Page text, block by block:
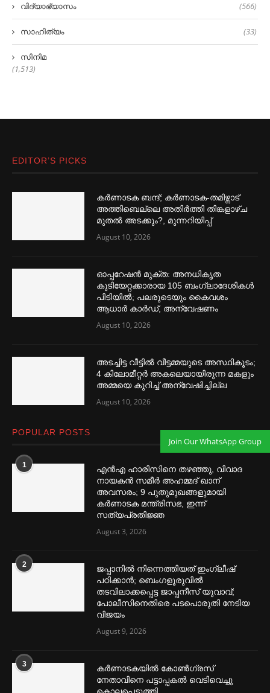
വിദ്യാഭ്യാസം (566)
സാഹിത്യം (33)
സിനിമ
(1,513)
EDITOR’S PICKS
കര്‍ണാടക ബന്ദ്; കര്‍ണാടക-തമിഴ്നാട്
അത്തിബെല്ലെ അതിര്‍ത്തി തിങ്കളാഴ്ച
മുതല്‍ അടക്കും?, മുന്നറിയിപ്പ്
August 10, 2026
ഓപ്പറേഷൻ മുക്ത: അനധികൃത
കുടിയേറ്റക്കാരായ 105 ബംഗ്ലാദേശികള്‍
പിടിയില്‍; പലരുടെയും കൈവശം
ആധാര്‍ കാര്‍ഡ്, അന്വേഷണം
August 10, 2026
അടച്ചിട്ട വീട്ടില്‍ വീട്ടമ്മയുടെ അസ്ഥികൂടം;
4 കിലോമീറ്റര്‍ അകലെയായിരുന്ന മകളും
അമ്മയെ കുറിച്ച്‌ അന്വേഷിച്ചില്ല
August 10, 2026
POPULAR POSTS
1
എൻഎ ഹാരിസിനെ തഴ‌‍ഞ്ഞു, വിവാദ
നായകൻ സമീര്‍ അഹമ്മദ് ഖാന്
അവസരം; 9 പുതുമുഖങ്ങളുമായി
കര്‍ണാടക മന്ത്രിസഭ, ഇന്ന്
സത്യപ്രതിജ്ഞ
August 3, 2026
2
ജപ്പാനില്‍ നിന്നെത്തിയത് ഇംഗ്ലീഷ്
പഠിക്കാൻ; ബെംഗളൂരുവില്‍
തടവിലാക്കപ്പെട്ട ജാപ്പനീസ് യുവാവ്;
പോലീസിനെതിരെ പടപൊരുതി നേടിയ
വിജയം
August 9, 2026
3
കര്‍ണാടകയില്‍ കോണ്‍ഗ്രസ്
നേതാവിനെ പട്ടാപ്പകല്‍ വെടിവെച്ചു
Join Our WhatsApp Group